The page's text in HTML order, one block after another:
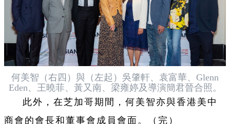
何美智（右四）與（左起）吳肇軒、袁富華、Glenn
Eden、王曉菲、黃又南、梁雍婷及導演簡君晉合照。
此外，在芝加哥期間，何美智亦與香港美中
商會的會長和董事會成員會面。（完）